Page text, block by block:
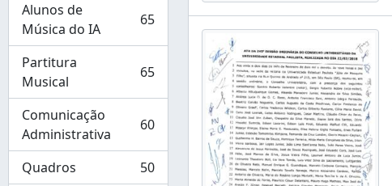
Alunos de
Música do IA
, 65 resultados 65
Partitura
Musical
, 65 resultados 65
Comunicação
Administrativa
, 60 resultados 60
Quadros
, 50 resultados
50